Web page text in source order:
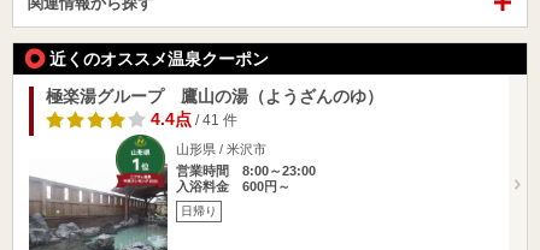
近くのオススメ温泉クーポン
極楽湯グループ 鷹山の湯（ようざんのゆ）
4.4点/ 41 件
山形県 / 米沢市
営業時間 8:00～23:00
入浴料金 600円～
日帰り